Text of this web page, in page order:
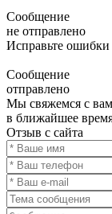
Сообщение
не отправлено
Исправьте
Сообщение
отправлено
Мы свяжемся с
в ближайшее
Отзыв с сайта